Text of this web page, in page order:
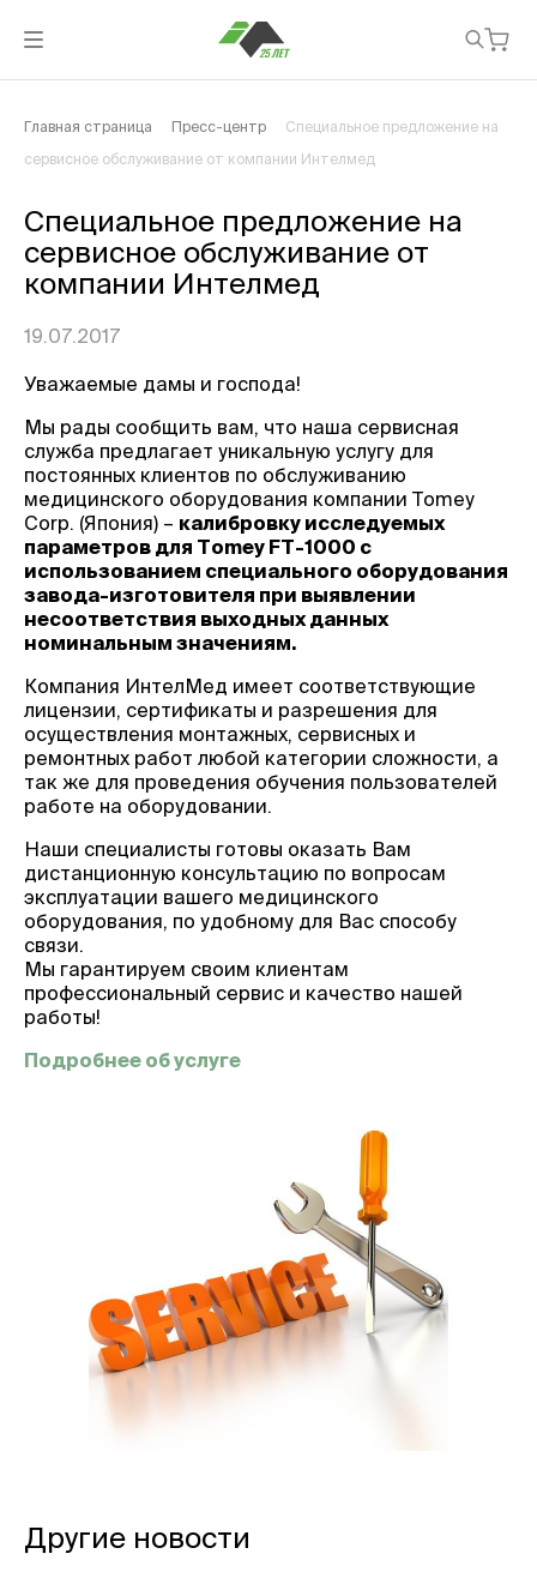
Главная страница Пресс-центр Специальное предложение на
сервисное обслуживание от компании Интелмед
Специальное предложение на
сервисное обслуживание от
компании Интелмед
19.07.2017
Уважаемые дамы и господа!
Мы рады сообщить вам, что наша сервисная
служба предлагает уникальную услугу для
постоянных клиентов по обслуживанию
медицинского оборудования компании Tomey
Corp. (Япония) – калибровку исследуемых
параметров для Tomey FT-1000 с
использованием специального оборудования
завода-изготовителя при выявлении
несоответствия выходных данных
номинальным значениям.
Компания ИнтелМед имеет соответствующие
лицензии, сертификаты и разрешения для
осуществления монтажных, сервисных и
ремонтных работ любой категории сложности, а
так же для проведения обучения пользователей
работе на оборудовании.
Наши специалисты готовы оказать Вам
дистанционную консультацию по вопросам
эксплуатации вашего медицинского
оборудования, по удобному для Вас способу
связи.
Мы гарантируем своим клиентам
профессиональный сервис и качество нашей
работы!
Подробнее об услуге
Другие новости